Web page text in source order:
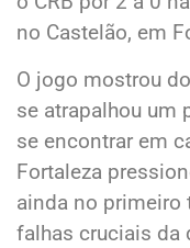
no Castelão, em
O jogo mostrou
se atrapalhou um
se encontrar em
Fortaleza
ainda no primeiro
falhas cruciais da